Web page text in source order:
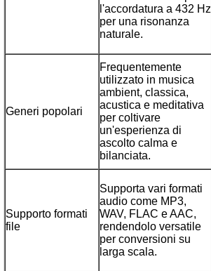
l'accordatura a 432 Hz
per una risonanza
naturale.
Generi popolari
Frequentemente
utilizzato in musica
ambient, classica,
acustica e meditativa
per coltivare
un'esperienza di
ascolto calma e
bilanciata.
Supporto formati
file
Supporta vari formati
audio come MP3,
WAV, FLAC e AAC,
rendendolo versatile
per conversioni su
larga scala.